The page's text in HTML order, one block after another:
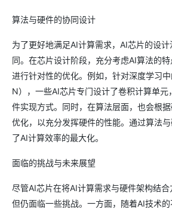
算法与硬件的协同设计
为了更好地满足AI计算需求，AI芯片的设
同。在芯片设计阶段，充分考虑AI算法的
进行针对性的优化。例如，针对深度学习
N），一些AI芯片专门设计了卷积计算单
件实现方式。同时，在算法层面，也会根
优化，以充分发挥硬件的性能。通过算法
了AI计算效率的最大化。
面临的挑战与未来展望
尽管AI芯片在将AI计算需求与硬件架构结合
但仍面临一些挑战。一方面，随着AI技术